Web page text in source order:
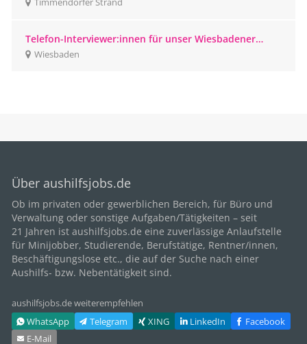
Telefon-Interviewer:innen für unser Wiesbadener
CATI-Studio gesucht
Wiesbaden
Über aushilfsjobs.de
Ob im privaten oder gewerblichen Bereich, für Büro und
Verwaltung oder sonstige Aufgaben/Tätigkeiten – seit
21 Jahren ist aushilfsjobs.de eine zuverlässige Anlaufstelle
für Minijobber, Studierende, Berufstätige, Rentner/innen,
Beschäftigungslose etc., die auf der Suche nach einer
Aushilfs- bzw. Nebentätigkeit sind.
aushilfsjobs.de weiterempfehlen
WhatsApp
Telegram XING LinkedIn
Facebook
E‑Mail